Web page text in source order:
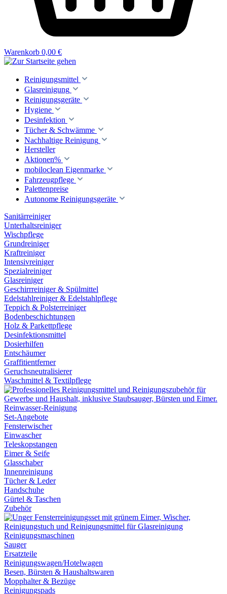
Warenkorb 0,00 €
Reinigungsmittel
Glasreinigung
Reinigungsgeräte
Hygiene
Desinfektion
Tücher & Schwämme
Nachhaltige Reinigung
Hersteller
Aktionen%
mobiloclean Eigenmarke
Fahrzeugpflege
Palettenpreise
Autonome Reinigungsgeräte
Sanitärreiniger
Unterhaltsreiniger
Wischpflege
Grundreiniger
Kraftreiniger
Intensivreiniger
Spezialreiniger
Glasreiniger
Geschirrreiniger & Spülmittel
Edelstahlreiniger & Edelstahlpflege
Teppich & Polsterreiniger
Bodenbeschichtungen
Holz & Parkettpflege
Desinfektionsmittel
Dosierhilfen
Entschäumer
Graffitientferner
Geruchsneutralisierer
Waschmittel & Textilpflege
Reinwasser-Reinigung
Set-Angebote
Fensterwischer
Einwascher
Teleskopstangen
Eimer & Seife
Glasschaber
Innenreinigung
Tücher & Leder
Handschuhe
Gürtel & Taschen
Zubehör
Reinigungsmaschinen
Sauger
Ersatzteile
Reinigungswagen/Hotelwagen
Besen, Bürsten & Haushaltswaren
Mopphalter & Bezüge
Reinigungspads